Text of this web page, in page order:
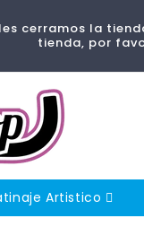
cerramos la
tienda, por
Artistico